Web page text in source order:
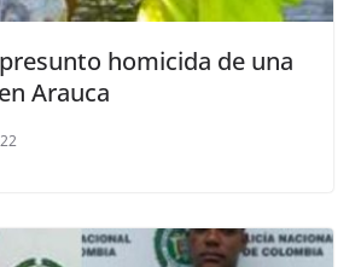
homicida de una
Arauca